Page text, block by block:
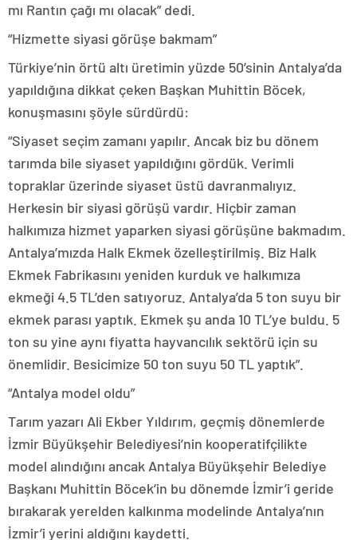
mı Rantın çağı mı olacak” dedi.
“Hizmette siyasi görüşe bakmam”
Türkiye’nin örtü altı üretimin yüzde 50’sinin Antalya’da
yapıldığına dikkat çeken Başkan Muhittin Böcek,
konuşmasını şöyle sürdürdü:
“Siyaset seçim zamanı yapılır. Ancak biz bu dönem
tarımda bile siyaset yapıldığını gördük. Verimli
topraklar üzerinde siyaset üstü davranmalıyız.
Herkesin bir siyasi görüşü vardır. Hiçbir zaman
halkımıza hizmet yaparken siyasi görüşüne bakmadım.
Antalya’mızda Halk Ekmek özelleştirilmiş. Biz Halk
Ekmek Fabrikasını yeniden kurduk ve halkımıza
ekmeği 4.5 TL’den satıyoruz. Antalya’da 5 ton suyu bir
ekmek parası yaptık. Ekmek şu anda 10 TL’ye buldu. 5
ton su yine aynı fiyatta hayvancılık sektörü için su
önemlidir. Besicimize 50 ton suyu 50 TL yaptık”.
“Antalya model oldu”
Tarım yazarı Ali Ekber Yıldırım, geçmiş dönemlerde
İzmir Büyükşehir Belediyesi’nin kooperatifçilikte
model alındığını ancak Antalya Büyükşehir Belediye
Başkanı Muhittin Böcek’in bu dönemde İzmir’i geride
bırakarak yerelden kalkınma modelinde Antalya’nın
İzmir’i yerini aldığını kaydetti.